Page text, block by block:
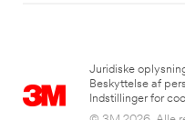
Juridiske
Beskyttelse af
Indstillinger for